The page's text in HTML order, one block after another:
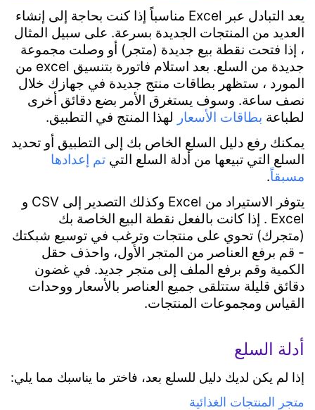
المميزات
نقاط
البيع
الاندرويد
العملاء
السلع و الخدمات
إنشاء منتج جديد
التعديل على المنتج
حذف منتج من دليل السلع
استيراد وتصدير المنتجات
بطاقات الأسعار والملصقات
العمل مع مجموعات المنتجات
تهيئة دليل السلع
الحد الأدنى للكمية
إدارة المخزون
تسجيل بيع السلع عبر الحساب الشخصي "المبيعات"
تسجيل مردودات المبيعات عبر الحساب الشخصي "مردودات المبيعات"
تسجيل استلام السلع "المشتريات"
رد السلع المشتراة الى المورد "مردودات المشتريات"
جرد السلع الموجودة في المتجر "جرد المخزون"
شطب السلع محاسبياً "الشطب"
نقل السلع من متجر إلى آخر "نقل السلع بين المخازن"
تجميع السلع في مجمّع "التجميع"
تغيير أسعار التجزئة للسلع "إعادة التقييم"
إعداد وتقديم الوجبات السريعة و عمليات الإنتاج
عملية الإنتاج "انتهاء تصنيع المنتج"
إعادة حساب سعر شراء الوجبة
التقارير و التحليلات
تقرير حركة السلع
تقرير رصيد الزبائن/رصيد الموردين
التقرير الشامل عن الضريبة
تقرير فترة الصلاحية
التحليلات في بطاقة المنتج
المتجر الإلكتروني
إنشاء المتجر الإلكتروني
SRM/CRM/الزبائن والموردون
إنشاء بطاقة زبون أو مورد
الدفعات: الاطلاع على مدفوعات الزبائن والموردين
التسويات المتبادلة مع الزبائن والموردين
التكامل مع منظومة الضرائب لإرسال الإيصالات والفواتير
الإلكترونية
ملء المعلومات الخاصة بالمؤسسة
إعداد إرسال الفواتير الإلكترونية
إعداد إرسال الإيصالات الإلكترونية
الياء
ما هو برنامج CashReg ؟
التوصيل الأولي للعمل على برنامج الكاشير CashReg
بدء العمل على برنامج الكاشير CashReg
إعدادات المبيعات في برنامج الكاشير CashReg
جهاز نقطة البيع POS من بولسار
يعد التبادل عبر Excel مناسباً إذا كنت بحاجة إلى إنشاء
العديد من المنتجات الجديدة بسرعة. على سبيل المثال
، إذا فتحت نقطة بيع جديدة (متجر) أو وصلت مجموعة
جديدة من السلع. بعد استلام فاتورة بتنسيق excel من
المورد ، ستظهر بطاقات منتج جديدة في جهازك خلال
نصف ساعة. وسوف يستغرق الأمر بضع دقائق أخرى
لطباعة بطاقات الأسعار لهذا المنتج في التطبيق.
يمكنك رفع دليل السلع الخاص بك إلى التطبيق أو تحديد
السلع التي تبيعها من أدلة السلع التي تم إعدادها
مسبقاً.
يتوفر الاستيراد من Excel وكذلك التصدير إلى CSV و
Excel . إذا كانت بالفعل نقطة البيع الخاصة بك
(متجرك) تحوي على منتجات وترغب في توسيع شبكتك
- قم برفع العناصر من المتجر الأول، واحذف حقل
الكمية وقم برفع الملف إلى متجر جديد. في غضون
دقائق قليلة ستتلقى جميع العناصر بالأسعار ووحدات
القياس ومجموعات المنتجات.
أدلة السلع
إذا لم يكن لديك دليل للسلع بعد، فاختر ما يناسبك مما يلي:
متجر المنتجات الغذائية